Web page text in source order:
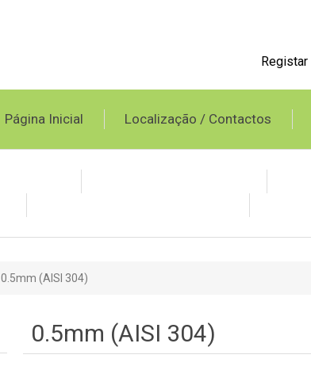
Registar
Página Inicial Localização / Contactos
0.5mm (AISI 304)
0.5mm (AISI 304)